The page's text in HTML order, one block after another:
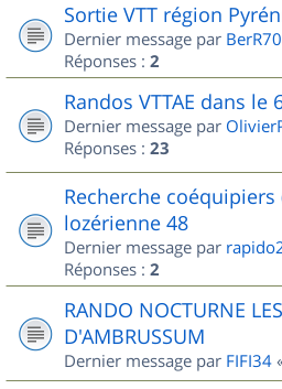
Sortie VTT région
Dernier message par BerR70
Réponses : 2
Randos VTTAE dans le
Dernier message par
Réponses : 23
Recherche
lozérienne 48
Dernier message par
Réponses : 2
RANDO NOCTURNE
D'AMBRUSSUM
Dernier message par FIFI34